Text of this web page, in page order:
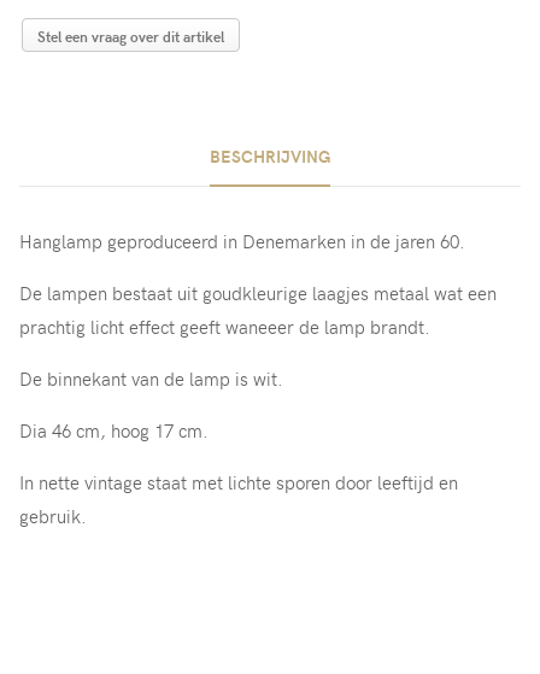
Stel een vraag over dit artikel
BESCHRIJVING
Hanglamp geproduceerd in Denemarken in de jaren 60.
De lampen bestaat uit goudkleurige laagjes metaal wat een
prachtig licht effect geeft waneeer de lamp brandt.
De binnekant van de lamp is wit.
Dia 46 cm, hoog 17 cm.
In nette vintage staat met lichte sporen door leeftijd en
gebruik.